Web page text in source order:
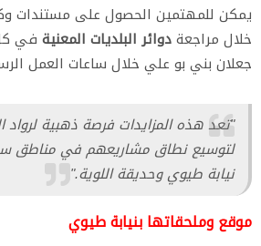
يمكن للمهتمين الحصول على مستندات
خلال مراجعةدوائر البلديات المعنية في
جعلان بني بو علي خلال ساعات العمل
"تعد هذه المزايدات فرصة ذهبية لرواد
لتوسيع نطاق مشاريعهم في مناطق
نيابة طيوي وحديقة اللوية."
موقع وملحقاتها بنيابة طيوي